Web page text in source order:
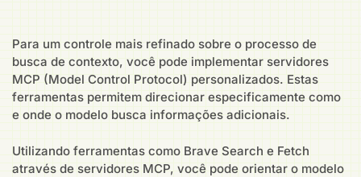
Para um controle mais refinado sobre o processo de
busca de contexto, você pode implementar servidores
MCP (Model Control Protocol) personalizados. Estas
ferramentas permitem direcionar especificamente como
e onde o modelo busca informações adicionais.
Utilizando ferramentas como Brave Search e Fetch
através de servidores MCP, você pode orientar o modelo